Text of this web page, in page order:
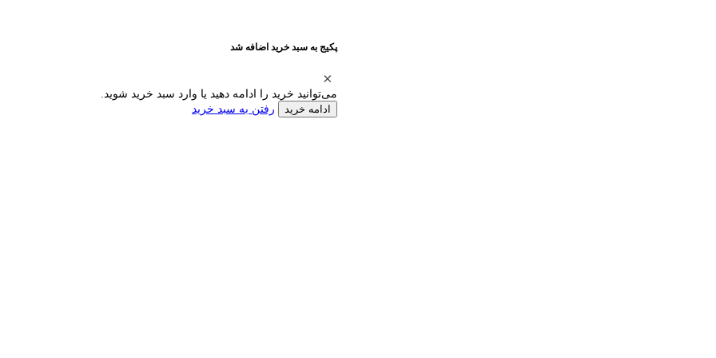
پکیج به سبد خرید اضافه شد
می‌توانید خرید را ادامه دهید یا وارد سبد خرید شوید.
ادامه خرید رفتن به سبد خرید